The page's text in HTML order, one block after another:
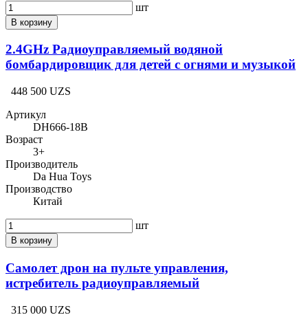
шт
В корзину
2.4GHz Радиоуправляемый водяной
бомбардировщик для детей с огнями и музыкой
448 500 UZS
Артикул
DH666-18B
Возраст
3+
Производитель
Da Hua Toys
Производство
Китай
шт
В корзину
Самолет дрон на пульте управления,
истребитель радиоуправляемый
315 000 UZS